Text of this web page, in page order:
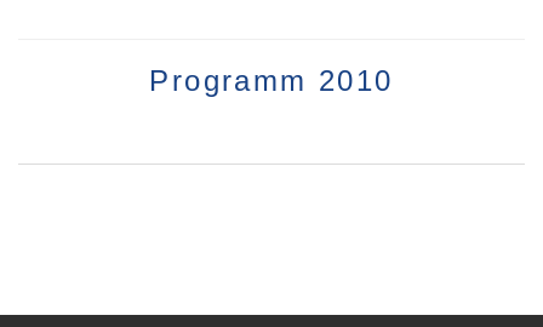
Programm 2010